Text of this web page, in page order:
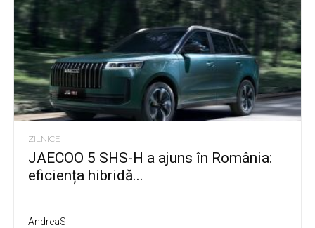
ZILNICE
JAECOO 5 SHS-H a ajuns în România:
eficiența hibridă...
AndreaS